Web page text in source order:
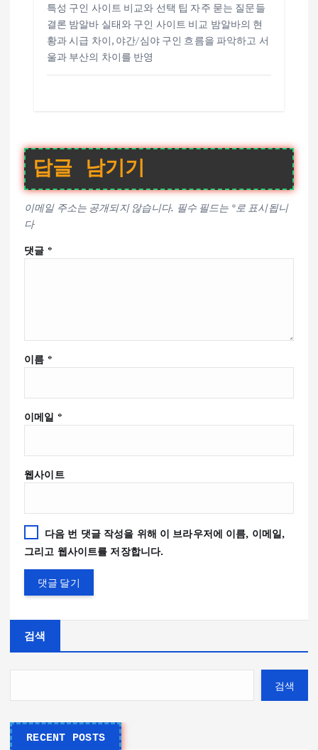
특성 구인 사이트 비교와 선택 팁 자주 묻는 질문들
결론 밤알바 실태와 구인 사이트 비교 밤알바의 현
황과 시급 차이, 야간/심야 구인 흐름을 파악하고 서
울과 부산의 차이를 반영
답글 남기기
이메일 주소는 공개되지 않습니다. 필수 필드는 *로 표시됩니
다
댓글 *
이름 *
이메일 *
웹사이트
다음 번 댓글 작성을 위해 이 브라우저에 이름, 이메일,
그리고 웹사이트를 저장합니다.
검색
검색
RECENT POSTS